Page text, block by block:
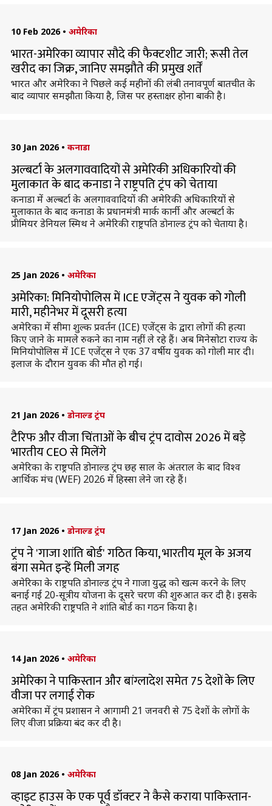
10 Feb 2026 • अमेरिका
भारत-अमेरिका व्यापार सौदे की फैक्टशीट जारी; रूसी तेल
खरीद का जिक्र, जानिए समझौते की प्रमुख शर्तें
भारत और अमेरिका ने पिछले कई महीनों की लंबी तनावपूर्ण बातचीत के
बाद व्यापार समझौता किया है, जिस पर हस्ताक्षर होना बाकी है।
30 Jan 2026 • कनाडा
अल्बर्टा के अलगाववादियों से अमेरिकी अधिकारियों की
मुलाकात के बाद कनाडा ने राष्ट्रपति ट्रंप को चेताया
कनाडा में अल्बर्टा के अलगाववादियों की अमेरिकी अधिकारियों से
मुलाकात के बाद कनाडा के प्रधानमंत्री मार्क कार्नी और अल्बर्टा के
प्रीमियर डेनियल स्मिथ ने अमेरिकी राष्ट्रपति डोनाल्ड ट्रंप को चेताया है।
25 Jan 2026 • अमेरिका
अमेरिका: मिनियोपोलिस में ICE एजेंट्स ने युवक को गोली
मारी, महीनेभर में दूसरी हत्या
अमेरिका में सीमा शुल्क प्रवर्तन (ICE) एजेंट्स के द्वारा लोगों की हत्या
किए जाने के मामले रुकने का नाम नहीं ले रहे हैं। अब मिनेसोटा राज्य के
मिनियोपोलिस में ICE एजेंट्स ने एक 37 वर्षीय युवक को गोली मार दी।
इलाज के दौरान युवक की मौत हो गई।
21 Jan 2026 • डोनाल्ड ट्रंप
टैरिफ और वीजा चिंताओं के बीच ट्रंप दावोस 2026 में बड़े
भारतीय CEO से मिलेंगे
अमेरिका के राष्ट्रपति डोनाल्ड ट्रंप छह साल के अंतराल के बाद विश्व
आर्थिक मंच (WEF) 2026 में हिस्सा लेने जा रहे हैं।
17 Jan 2026 • डोनाल्ड ट्रंप
ट्रंप ने 'गाजा शांति बोर्ड' गठित किया, भारतीय मूल के अजय
बंगा समेत इन्हें मिली जगह
अमेरिका के राष्ट्रपति डोनाल्ड ट्रंप ने गाजा युद्ध को खत्म करने के लिए
बनाई गई 20-सूत्रीय योजना के दूसरे चरण की शुरुआत कर दी है। इसके
तहत अमेरिकी राष्ट्रपति ने शांति बोर्ड का गठन किया है।
14 Jan 2026 • अमेरिका
अमेरिका ने पाकिस्तान और बांग्लादेश समेत 75 देशों के लिए
वीजा पर लगाई रोक
अमेरिका में ट्रंप प्रशासन ने आगामी 21 जनवरी से 75 देशों के लोगों के
लिए वीजा प्रक्रिया बंद कर दी है।
08 Jan 2026 • अमेरिका
व्हाइट हाउस के एक पूर्व डॉक्टर ने कैसे कराया पाकिस्तान-